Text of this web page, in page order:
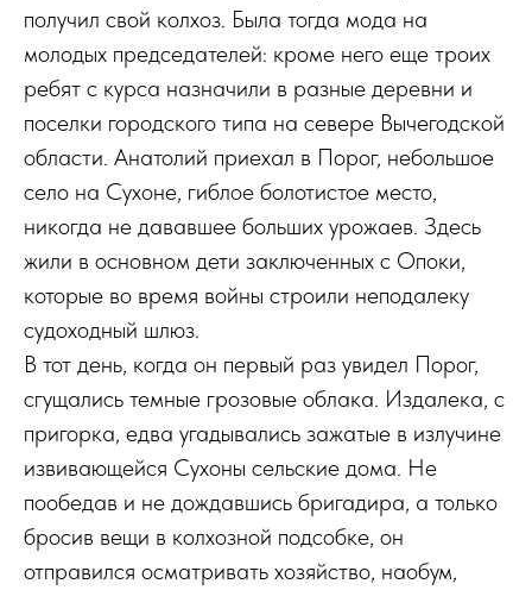
получил свой колхоз. Была тогда мода на
молодых председателей: кроме него еще троих
ребят с курса назначили в разные деревни и
поселки городского типа на севере Вычегодской
области. Анатолий приехал в Порог, небольшое
село на Сухоне, гиблое болотистое место,
никогда не дававшее больших урожаев. Здесь
жили в основном дети заключенных с Опоки,
которые во время войны строили неподалеку
судоходный шлюз.
В тот день, когда он первый раз увидел Порог,
сгущались темные грозовые облака. Издалека, с
пригорка, едва угадывались зажатые в излучине
извивающейся Сухоны сельские дома. Не
пообедав и не дождавшись бригадира, а только
бросив вещи в колхозной подсобке, он
отправился осматривать хозяйство, наобум,